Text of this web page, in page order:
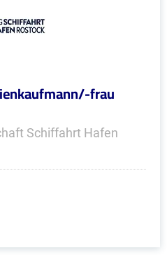
frau
Schiffahrt Hafen